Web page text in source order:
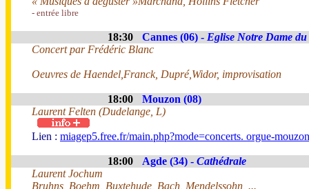
- entrée libre
18:30 Cannes (06) - Eglise Notre Dame
Concert par Frédéric Blanc
Oeuvres de Haendel,Franck, Dupré,Widor, improvisation
18:00
Mouzon (08)
Laurent Felten (Dudelange, L)
Lien : miagep5.free.fr/main.php?mode=concerts. orgue-
18:00 Agde (34) - Cathédrale
Laurent Jochum
Bruhns, Boehm, Buxtehude, Bach, Mendelssohn, ...